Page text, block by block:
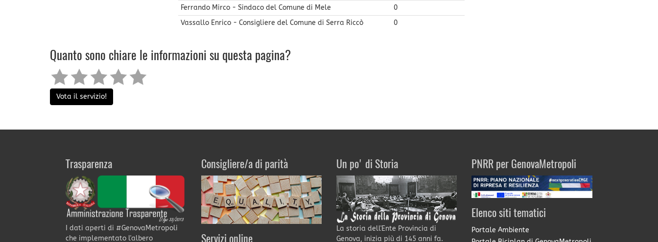
Ferrando Mirco - Sindaco del Comune di Mele
0
Vassallo Enrico - Consigliere del Comune di Serra Riccò
0
Quanto sono chiare le informazioni su questa pagina?
Vota il servizio!
Trasparenza
I dati aperti di #GenovaMetropoli
che implementato l'albero
Consigliere/a di parità
Servizi online
Un po' di Storia
La storia dell'Ente Provincia di
Genova, inizia più di 145 anni fa.
PNRR per GenovaMetropoli
Elenco siti tematici
Portale Ambiente